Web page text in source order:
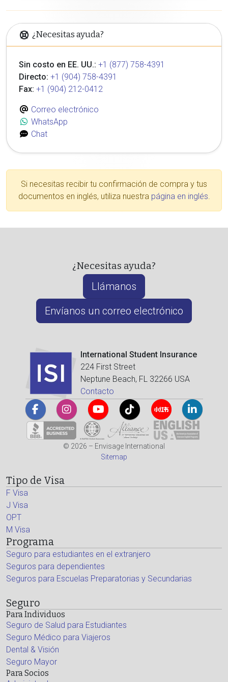
¿Necesitas ayuda?
Sin costo en EE. UU.: +1 (877) 758-4391
Directo: +1 (904) 758-4391
Fax: +1 (904) 212-0412
Correo electrónico
WhatsApp
Chat
Si necesitas recibir tu confirmación de compra y tus
documentos en inglés, utiliza nuestra página en inglés.
¿Necesitas ayuda?
Llámanos
Envíanos un correo electrónico
International Student Insurance
224 First Street
Neptune Beach, FL 32266 USA
Contacto
© 2026 – Envisage International
Sitemap
Tipo de Visa
F Visa
J Visa
OPT
M Visa
Programa
Seguro para estudiantes en el extranjero
Seguros para dependientes
Seguros para Escuelas Preparatorias y Secundarias
Seguro
Para Individuos
Seguro de Salud para Estudiantes
Seguro Médico para Viajeros
Dental & Visión
Seguro Mayor
Para Socios